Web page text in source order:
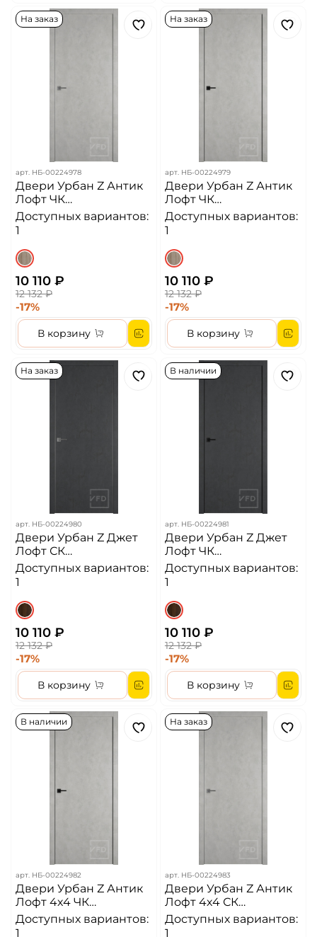
На заказ
арт. НБ-00224978
Двери Урбан Z Антик
Лофт ЧК
Алюминиевая кромка
ДГ
Доступных вариантов:
1
10 110 ₽
12 132 ₽
-17%
В корзину
На заказ
арт. НБ-00224979
Двери Урбан Z Антик
Лофт ЧК
Алюминиевая кромка
ДГ
Доступных вариантов:
1
10 110 ₽
12 132 ₽
-17%
В корзину
На заказ
арт. НБ-00224980
Двери Урбан Z Джет
Лофт СК
Алюминиевая кромка
ДГ
Доступных вариантов:
1
10 110 ₽
12 132 ₽
-17%
В корзину
В наличии
арт. НБ-00224981
Двери Урбан Z Джет
Лофт ЧК
Алюминиевая кромка
ДГ
Доступных вариантов:
1
10 110 ₽
12 132 ₽
-17%
В корзину
В наличии
арт. НБ-00224982
Двери Урбан Z Антик
Лофт 4х4 ЧК
Алюминиевая кромка
ДГ
Доступных вариантов:
1
На заказ
арт. НБ-00224983
Двери Урбан Z Антик
Лофт 4х4 СК
Алюминиевая кромка
ДГ
Доступных вариантов:
1